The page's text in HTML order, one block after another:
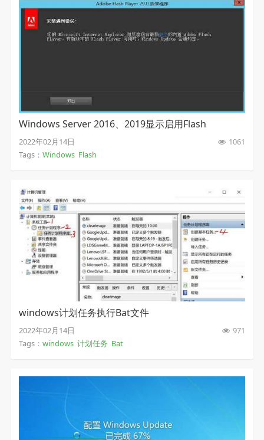
Windows Server 2016、2019显示启用Flash
2022年02月14日
1061
Tags： Windows Flash
windows计划任务执行Bat文件
2022年02月14日
971
Tags： windows 计划任务 Bat